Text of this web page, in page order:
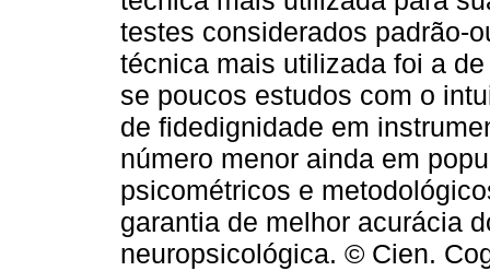
testes considerados padrão-
técnica mais utilizada foi a
se poucos estudos com o
de fidedignidade em
número menor ainda em
psicométricos e
garantia de melhor acurácia
neuropsicológica. © Cien.